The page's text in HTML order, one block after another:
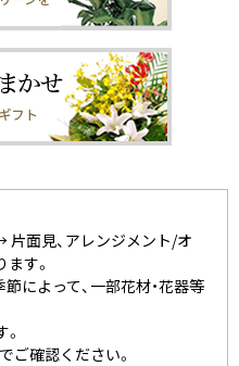
面見、アレンジメント/オ
す。
によって、一部花材・花器等
ご確認ください。